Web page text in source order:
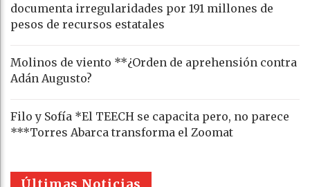
documenta irregularidades por 191 millones de
pesos de recursos estatales
Molinos de viento **¿Orden de aprehensión contra
Adán Augusto?
Filo y Sofía *El TEECH se capacita pero, no parece
***Torres Abarca transforma el Zoomat
Últimas Noticias